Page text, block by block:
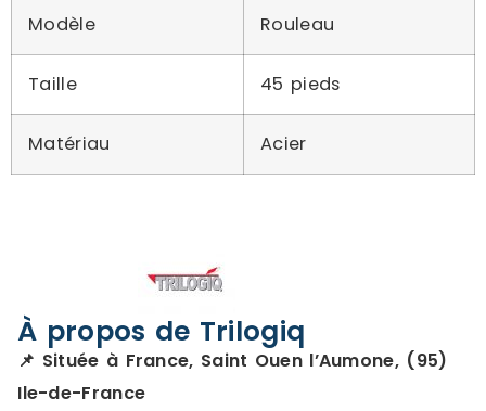
Modèle Rouleau
Taille 45 pieds
Matériau Acier
À propos de Trilogiq
📌 Située à France, Saint Ouen l’Aumone, (95)
Ile-de-France